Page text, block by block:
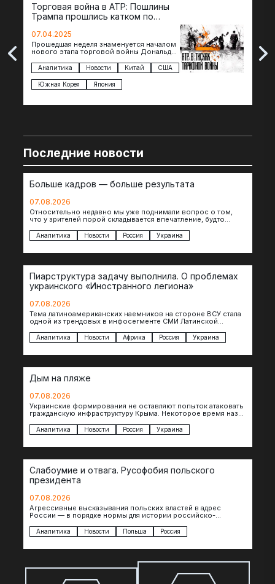
Торговая война в АТР: Пошлины
Трампа прошлись катком по
07.04.2025
Прошедшая неделя знаменуется началом
нового этапа торговой войны Дональда
импорта из более 100 стран…
Аналитика Новости Китай США
Южная Корея Япония
The
Последние новости
Больше кадров — больше результата
07.08.2026
Относительно недавно мы уже поднимали вопрос о том,
что у зрителей порой складывается впечатление, будто
Аналитика Новости Россия Украина
Пиарструктура задачу выполнила. О проблемах
украинского «Иностранного легиона»
07.08.2026
Тема латиноамериканских наемников на стороне ВСУ стала
одной из трендовых в инфосегменте СМИ Латинской
Аналитика Новости Африка Россия Украина
Дым на пляже
07.08.2026
Украинские формирования не оставляют попыток атаковать
гражданскую инфраструктуру Крыма. Некоторое время назад
Аналитика Новости Россия Украина
Слабоумие и отвага. Русофобия польского
президента
07.08.2026
Агрессивные высказывания польских властей в адрес
России — в порядке нормы для истории российско-
Аналитика Новости Польша Россия